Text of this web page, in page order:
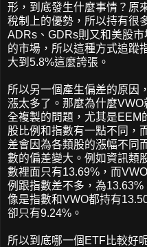
形，到底發生什麼事情？原
稅制上的優勢，所以持有很
ADRs、GDRs則又和美股
的市場，所以這種方式追蹤
大到5.8%這麼誇張。
所以另一個產生偏差的原因
漲太多了。那麼為什麼
全複製的問題，尤其是EEM
股比例和指數有一點不同，
差會因為各類股的漲幅不同
數的偏差變大。例如資訊類
數裡面只有13.69%，而
例跟指數差不多，為13.63%
像是指數和VWO都持有
卻只有9.24%。
所以到底哪一個ETF比較好